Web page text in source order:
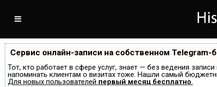
Сервис онлайн-записи на собственном Telegram-
Тот, кто работает в сфере услуг, знает — без ведения
напоминать клиентам о визитах тоже. Нашли самый
Для новых пользователей первый месяц бесплатно.